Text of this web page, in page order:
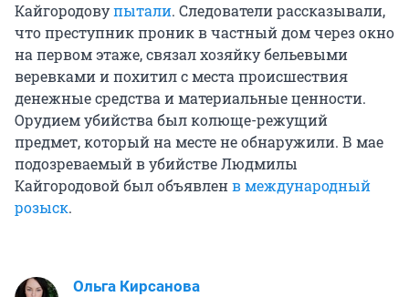
Кайгородовупытали. Следователи рассказывали,
что преступник проник в частный дом через окно
на первом этаже, связал хозяйку бельевыми
веревками и похитил с места происшествия
денежные средства и материальные ценности.
Орудием убийства был колюще-режущий
предмет, который на месте не обнаружили. В мае
подозреваемый в убийстве Людмилы
Кайгородовой был объявленв международный
розыск.
Ольга Кирсанова